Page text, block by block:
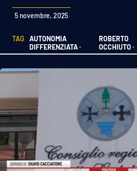
Podcast
Editoriali
Ambiente
Cronaca
Cultura
5 novembre, 2025
TAG
AUTONOMIA
DIFFERENZIATA ·
ROBERTO
OCCHIUTO ·